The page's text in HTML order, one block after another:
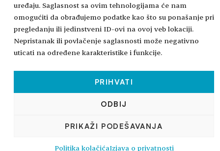
uređaju. Saglasnost sa ovim tehnologijama će nam
omogućiti da obrađujemo podatke kao što su ponašanje pri
pregledanju ili jedinstveni ID-ovi na ovoj veb lokaciji.
Nepristanak ili povlačenje saglasnosti može negativno
uticati na određene karakteristike i funkcije.
PRIHVATI
ODBIJ
PRIKAŽI PODEŠAVANJA
Politika kolačićaIzjava o privatnosti
Sva prava zadržana © 2024-2026.
– Bosansko-hercegovačka integrativna
dječija i adolescentna psihoterapijska Asocijacija